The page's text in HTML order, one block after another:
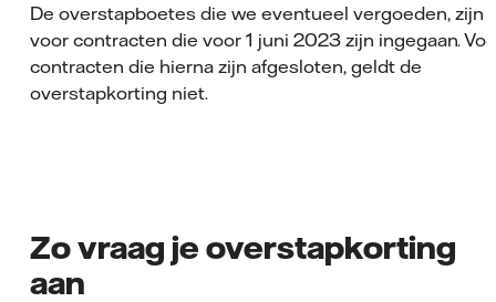
De overstapboetes die we eventueel vergoeden, zijn
voor contracten die voor 1 juni 2023 zijn ingegaan.
contracten die hierna zijn afgesloten, geldt de
overstapkorting niet.
Zo vraag je overstapkorting
aan